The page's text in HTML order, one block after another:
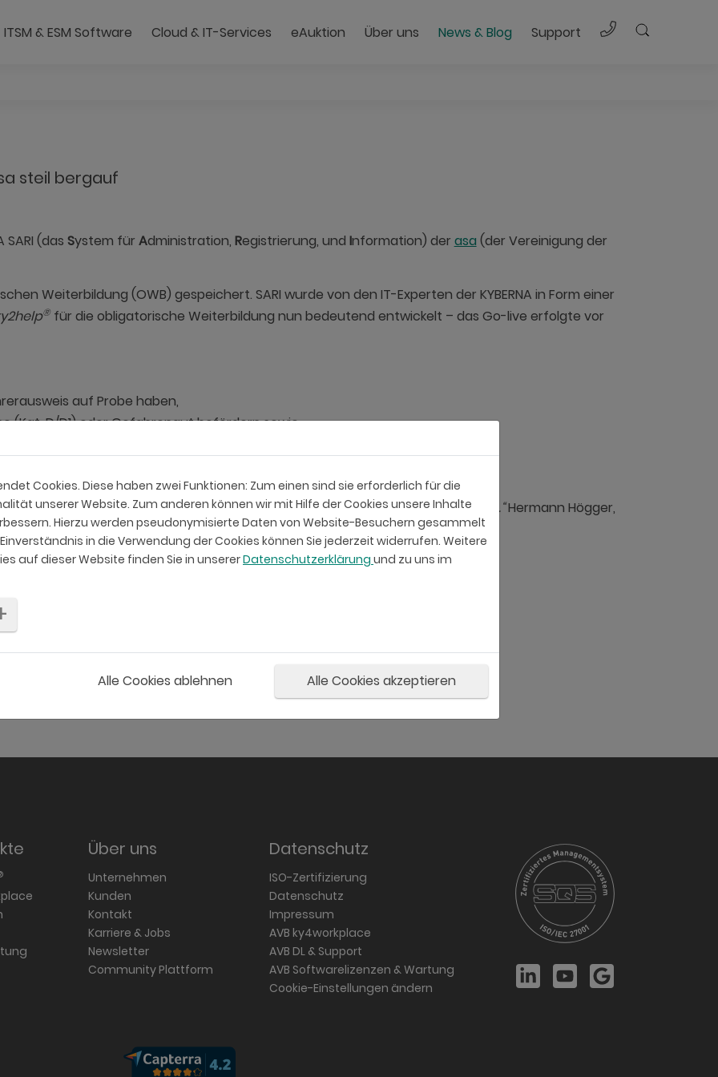
ITSM & ESM Software Cloud & IT-Services eAuktion Über uns News & Blog Support Direkt Anrufen
steil bergauf
(das System für Administration, Registrierung, und Information) der asa (der Vereinigung der
Weiterbildung (OWB) gespeichert. SARI wurde von den IT-Experten der KYBERNA in Form einer
®für die obligatorische Weiterbildung nun bedeutend entwickelt – das Go-live erfolgte vor
auf Probe haben,
(Kat. D/D1) oder Gefahrengut befördern sowie
müssen, um ihre Fahrlehrerbewilligung weiterhin zu behalten.
Diese
bedeutenden Beitrag zu einer erhöhten Verkehrssicherheit leisten dürfen.“Hermann Högger,
Über uns
Unternehmen
Kunden
Kontakt
Karriere & Jobs
Newsletter
Community Plattform
Datenschutz
ISO-Zertifizierung
Datenschutz
Impressum
AVB ky4workplace
AVB DL & Support
AVB Softwarelizenzen & Wartung
Cookie-Einstellungen ändern
LinkedInYouTubeGoogle
Cookies. Diese haben zwei Funktionen: Zum einen sind sie erforderlich für die
unserer Website. Zum anderen können wir mit Hilfe der Cookies unsere Inhalte
Hierzu werden pseudonymisierte Daten von Website-Besuchern gesammelt
in die Verwendung der Cookies können Sie jederzeit widerrufen. Weitere
auf dieser Website finden Sie in unsererDatenschutzerklärung und zu uns im
Alle Cookies ablehnen Alle Cookies akzeptieren